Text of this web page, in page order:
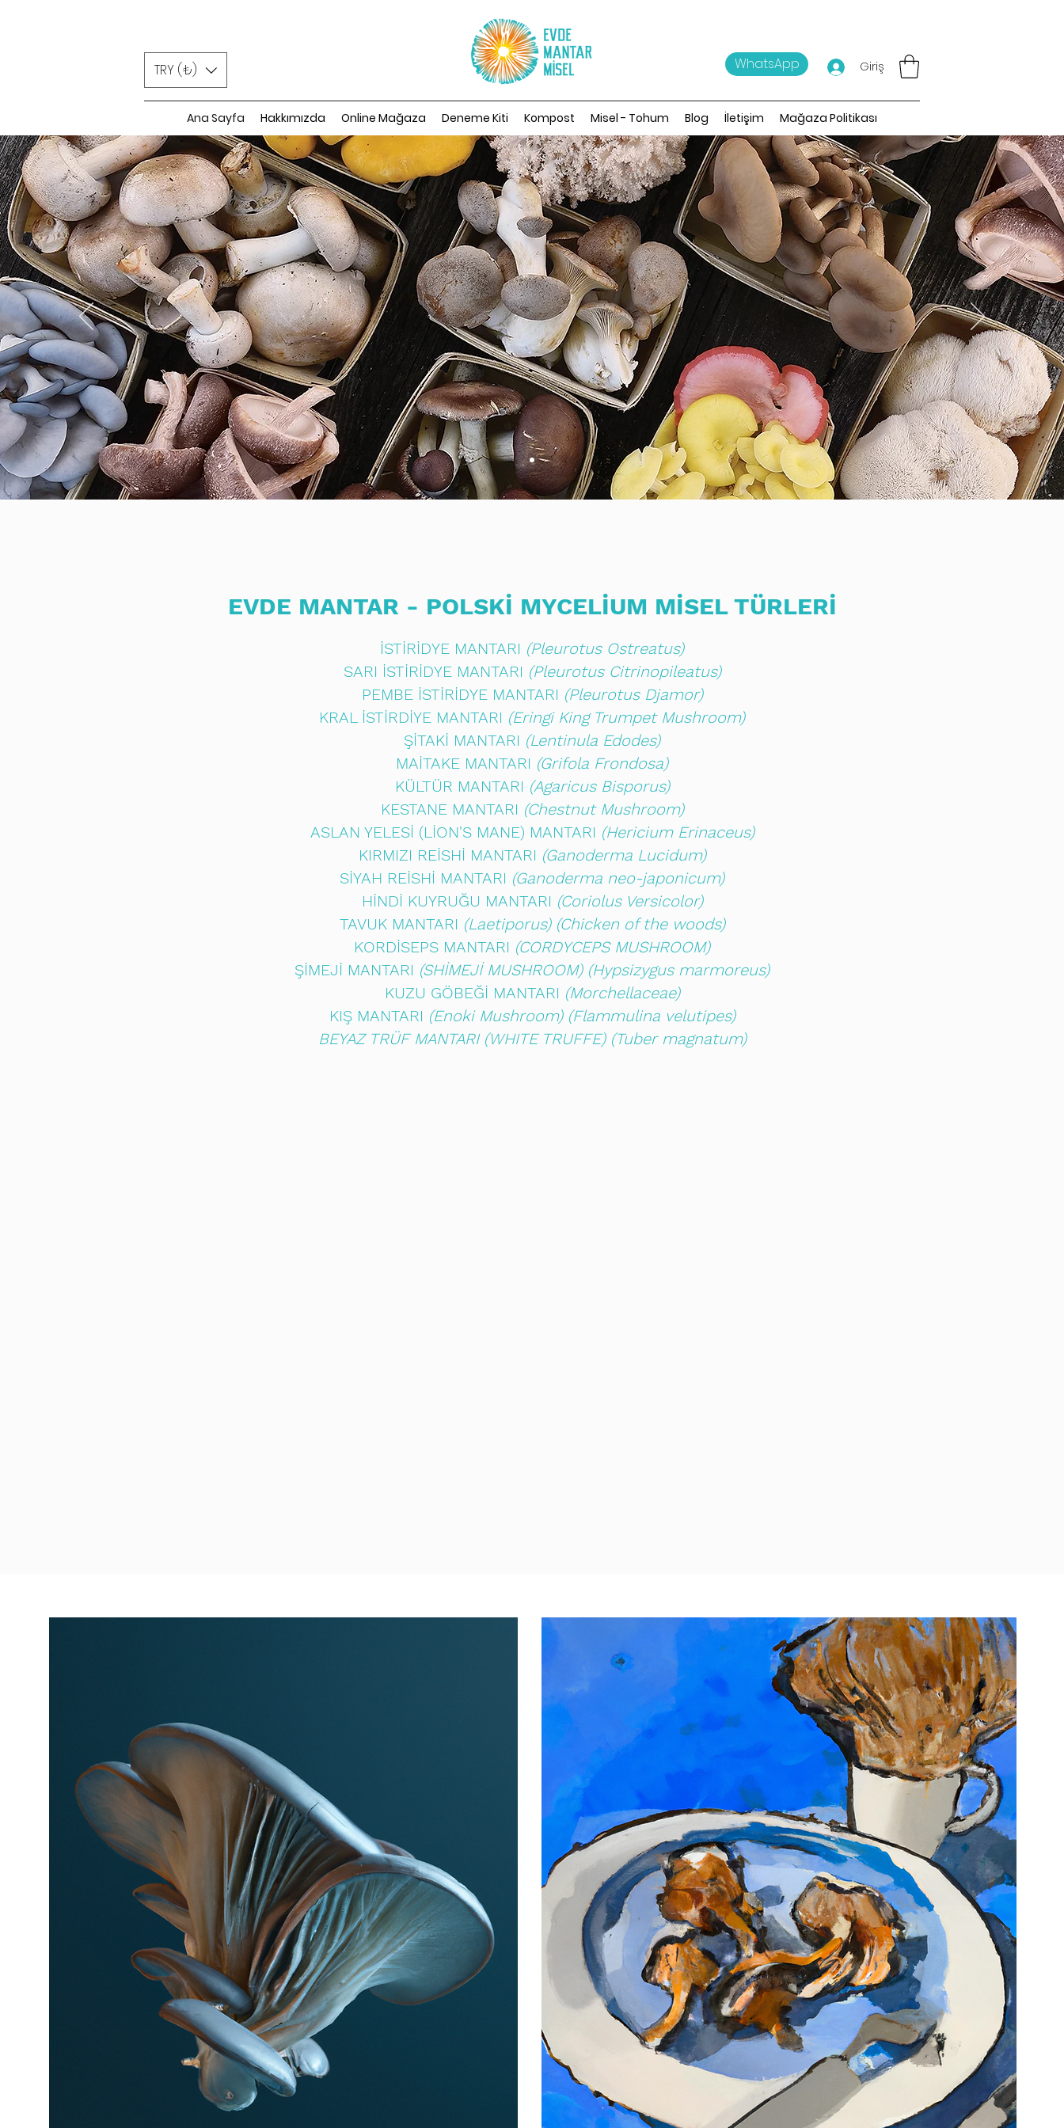
TRY (₺) WhatsApp Giriş
Ana Sayfa Hakkımızda Online Mağaza Deneme Kiti Kompost Misel - Tohum Blog İletişim Mağaza Politikası
EVDE MANTAR - POLSKİ MYCELİUM MİSEL TÜRLERİ
İSTİRİDYE MANTARI (Pleurotus Ostreatus)
SARI İSTİRİDYE MANTARI (Pleurotus Citrinopileatus)
PEMBE İSTİRİDYE MANTARI (Pleurotus Djamor)
KRAL İSTİRDİYE MANTARI (Eringi King Trumpet Mushroom)
ŞİTAKİ MANTARI (Lentinula Edodes)
MAİTAKE MANTARI (Grifola Frondosa)
KÜLTÜR MANTARI (Agaricus Bisporus)
KESTANE MANTARI (Chestnut Mushroom)
ASLAN YELESİ (LİON'S MANE) MANTARI (Hericium Erinaceus)
KIRMIZI REİSHİ MANTARI (Ganoderma Lucidum)
SİYAH REİSHİ MANTARI (Ganoderma neo-japonicum)
HİNDİ KUYRUĞU MANTARI (Coriolus Versicolor)
TAVUK MANTARI (Laetiporus) (Chicken of the woods)
KORDİSEPS MANTARI (CORDYCEPS MUSHROOM)
ŞİMEJİ MANTARI (SHİMEJİ MUSHROOM) (Hypsizygus marmoreus)
KUZU GÖBEĞİ MANTARI (Morchellaceae)
KIŞ MANTARI (Enoki Mushroom) (Flammulina velutipes)
BEYAZ TRÜF MANTARI (WHITE TRUFFE) (Tuber magnatum)